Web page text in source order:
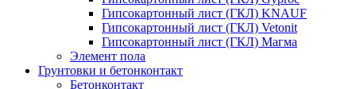
Гипсокартонный лист (ГКЛ) KNAUF
Гипсокартонный лист (ГКЛ) Vetonit
Гипсокартонный лист (ГКЛ) Магма
Элемент пола
Грунтовки и бетонконтакт
Бетонконтакт